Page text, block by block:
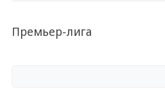
Премьер-лига